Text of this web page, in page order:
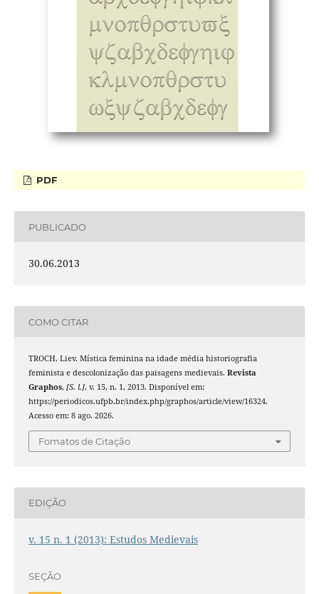
PDF
PUBLICADO
30.06.2013
COMO CITAR
TROCH, Liev. Mística feminina na idade média historiografia
feminista e descolonização das paisagens medievais. Revista
Graphos, [S. l.], v. 15, n. 1, 2013. Disponível em:
https://periodicos.ufpb.br/index.php/graphos/article/view/16324.
Acesso em: 8 ago. 2026.
Fomatos de Citação
EDIÇÃO
v. 15 n. 1 (2013): Estudos Medievais
SEÇÃO